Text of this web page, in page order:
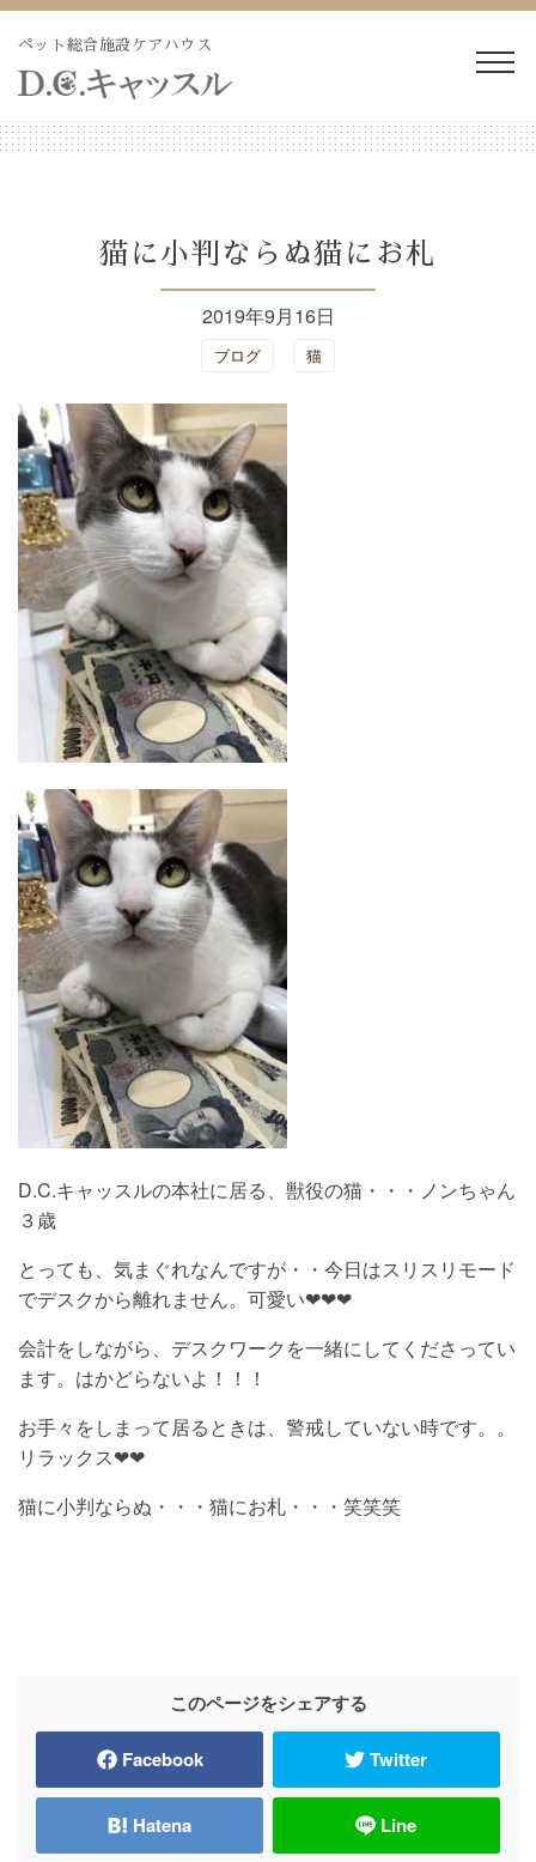
Skip
content
ペット総合施設ケアハウス
ペットホテル・長期預か
長期療養ケア
ペット訪問火葬・葬儀 ドッグラン
よくあるご質問 ブログ
会社概要
猫に小判ならぬ猫にお札
2019年9月16日
ブログ 猫
D.C.キャッスルの本社に居る、獣役の猫・・・ノンちゃん
３歳
とっても、気まぐれなんですが・・今日はスリスリモード
でデスクから離れません。可愛い❤❤❤
会計をしながら、デスクワークを一緒にしてくださってい
ます。はかどらないよ！！！
お手々をしまって居るときは、警戒していない時です。。
リラックス❤❤
猫に小判ならぬ・・・猫にお札・・・笑笑笑
このページをシェアする
Facebook Twitter
Hatena Line